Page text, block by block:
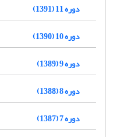
دوره 11 (1391)
دوره 10 (1390)
دوره 9 (1389)
دوره 8 (1388)
دوره 7 (1387)